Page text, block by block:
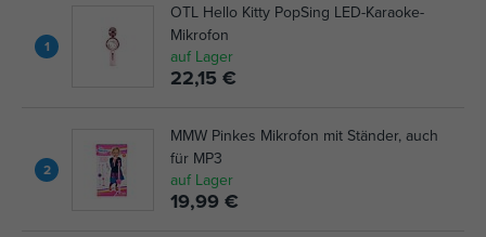
1
OTL Hello Kitty PopSing LED-Karaoke-
Mikrofon
auf Lager
22,15 €
2
MMW Pinkes Mikrofon mit Ständer, auch
für MP3
auf Lager
19,99 €